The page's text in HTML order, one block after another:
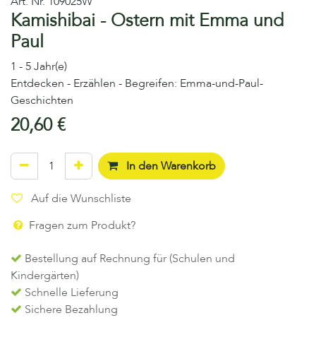
Kamishibai - Ostern mit Emma und
Paul
1 - 5 Jahr(e)
Entdecken - Erzählen - Begreifen: Emma-und-Paul-
Geschichten
20,60€
In den Warenkorb
Auf die Wunschliste
Fragen zum Produkt?
Bestellung auf Rechnung für (Schulen und
Kindergärten)
Schnelle Lieferung
Sichere Bezahlung